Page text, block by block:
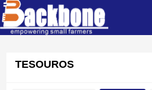
TESOUROS